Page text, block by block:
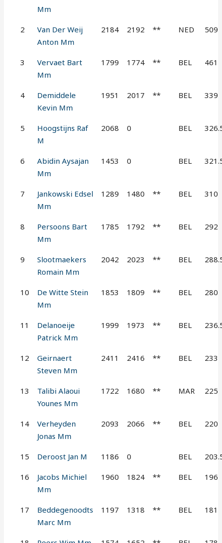
Mm
2
Van Der Weij
Anton Mm
2184 2192 ** NED 509
3
Vervaet Bart
Mm
1799 1774 ** BEL 461
4
Demiddele
Kevin Mm
1951 2017 ** BEL 339
5
Hoogstijns Raf
M
2068 0 BEL
6
Abidin Aysajan
Mm
1453 0 BEL
7
Jankowski Edsel
Mm
1289 1480 ** BEL 310
8
Persoons Bart
Mm
1785 1792 ** BEL 292
9
Slootmaekers
Romain Mm
2042 2023 ** BEL
10
De Witte Stein
Mm
1853 1809 ** BEL 280
11
Delanoeije
Patrick Mm
1999 1973 ** BEL
12
Geirnaert
Steven Mm
2411 2416 ** BEL 233
13
Talibi Alaoui
Younes Mm
1722 1680 ** MAR 225
14
Verheyden
Jonas Mm
2093 2066 ** BEL 220
15 Deroost Jan M 1186 0 BEL
16
Jacobs Michiel
Mm
1960 1824 ** BEL 196
17
Beddegenoodts
Marc Mm
1197 1318 ** BEL 181